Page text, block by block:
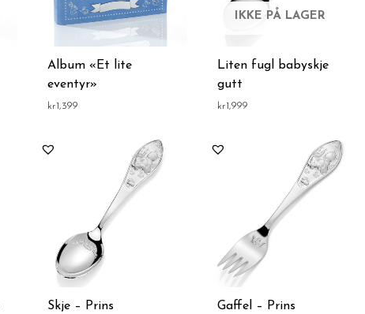
Album «Et lite
eventyr»
kr1,399
IKKE PÅ LAGER
Liten fugl babyskje
gutt
kr1,999
Skje – Prins Gaffel – Prins